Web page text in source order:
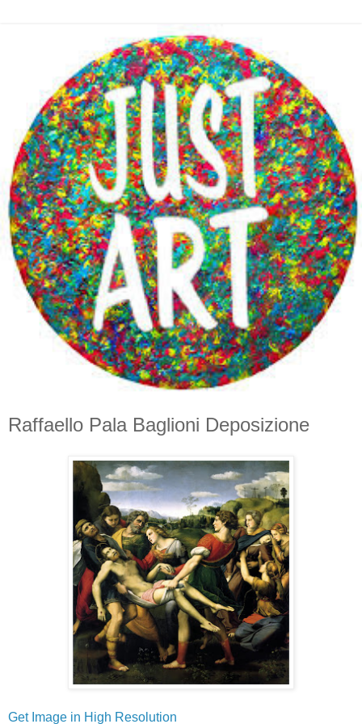
Raffaello Pala Baglioni Deposizione
Get Image in High Resolution